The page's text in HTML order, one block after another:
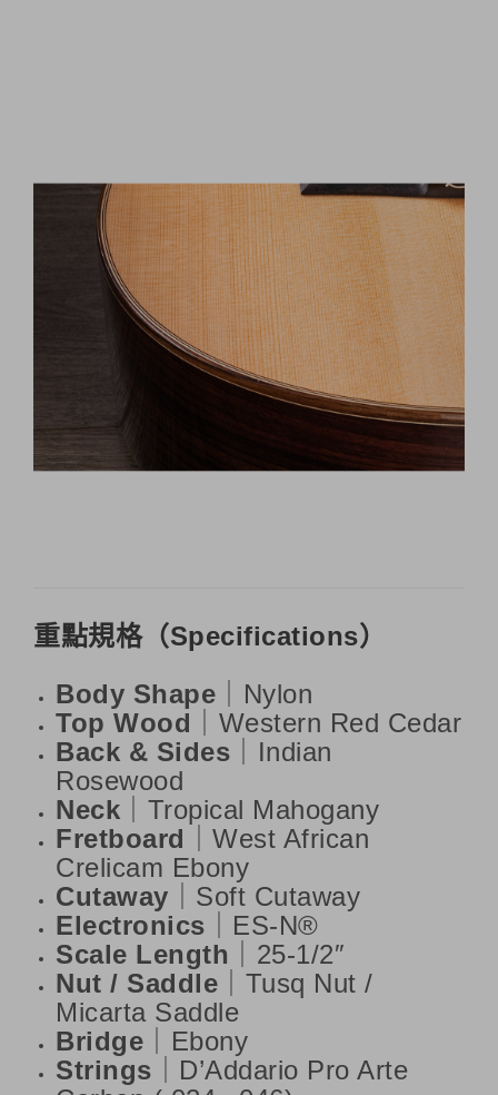
重點規格（Specifications）
Body Shape ｜Nylon
Top Wood ｜Western Red Cedar
Back & Sides ｜Indian
Rosewood
Neck ｜Tropical Mahogany
Fretboard ｜West African
Crelicam Ebony
Cutaway ｜Soft Cutaway
Electronics ｜ES-N®
Scale Length ｜25-1/2″
Nut / Saddle ｜Tusq Nut /
Micarta Saddle
Bridge ｜Ebony
Strings ｜D’Addario Pro Arte